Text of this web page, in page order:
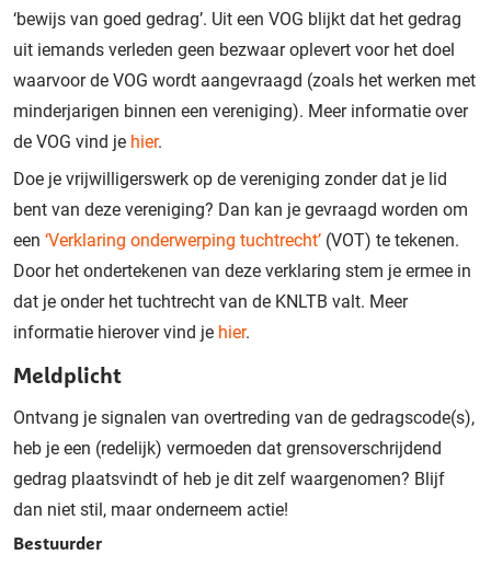
‘bewijs van goed gedrag’. Uit een VOG blijkt dat het gedrag
uit iemands verleden geen bezwaar oplevert voor het doel
waarvoor de VOG wordt aangevraagd (zoals het werken met
minderjarigen binnen een vereniging). Meer informatie over
de VOG vind je hier.
Doe je vrijwilligerswerk op de vereniging zonder dat je lid
bent van deze vereniging? Dan kan je gevraagd worden om
een ‘Verklaring onderwerping tuchtrecht’ (VOT) te tekenen.
Door het ondertekenen van deze verklaring stem je ermee in
dat je onder het tuchtrecht van de KNLTB valt. Meer
informatie hierover vind je hier.
Meldplicht
Ontvang je signalen van overtreding van de gedragscode(s),
heb je een (redelijk) vermoeden dat grensoverschrijdend
gedrag plaatsvindt of heb je dit zelf waargenomen? Blijf
dan niet stil, maar onderneem actie!
Bestuurder